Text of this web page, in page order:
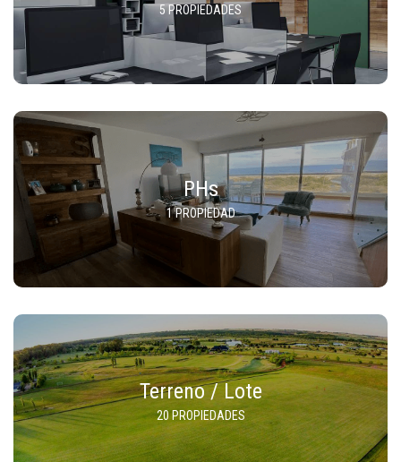
5 PROPIEDADES
PHs
1 PROPIEDAD
Terreno / Lote
20 PROPIEDADES